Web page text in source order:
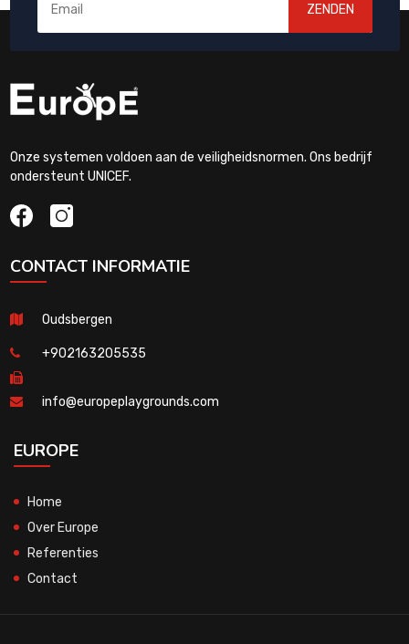
ZENDEN
Onze systemen voldoen aan de veiligheidsnormen. Ons bedrijf
ondersteunt UNICEF.
CONTACT INFORMATIE
Oudsbergen
+902163205535
info@europeplaygrounds.com
EUROPE
Home
Over Europe
Referenties
Contact